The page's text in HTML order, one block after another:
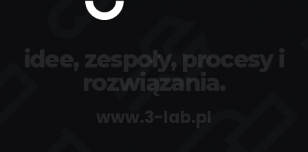
idee, zespoły, procesy i
rozwiązania.
www.3-lab.pl